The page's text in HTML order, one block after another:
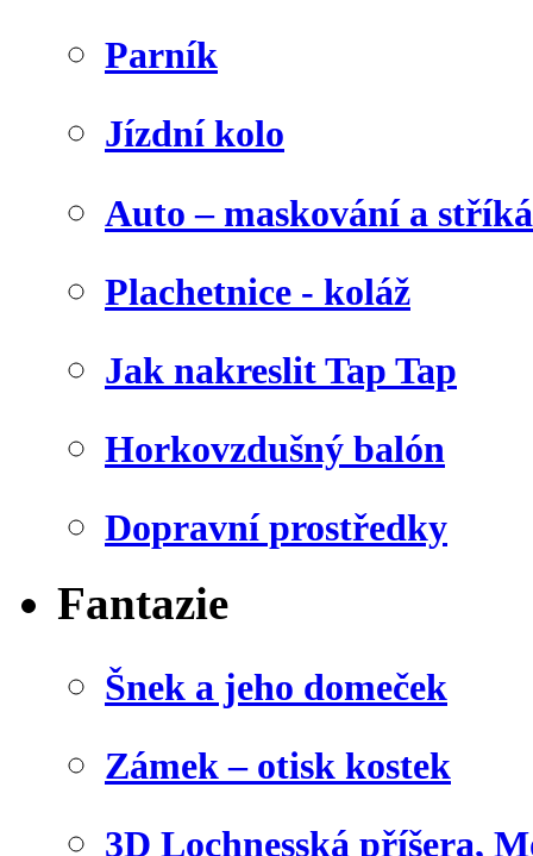
Parník
Jízdní kolo
Auto – maskování a
Plachetnice - koláž
Jak nakreslit Tap Tap
Horkovzdušný balón
Dopravní prostředky
Fantazie
Šnek a jeho domeček
Zámek – otisk kostek
3D Lochnesská příšera,